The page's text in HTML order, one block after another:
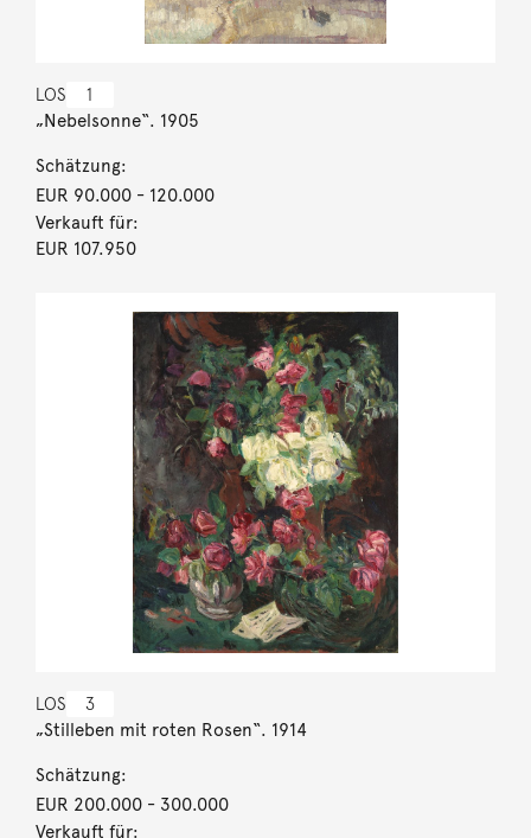
LOS 1
„Nebelsonne“. 1905
Schätzung:
EUR 90.000- 120.000
Verkauft für:
EUR 107.950
LOS 3
„Stilleben mit roten Rosen“. 1914
Schätzung:
EUR 200.000- 300.000
Verkauft für: